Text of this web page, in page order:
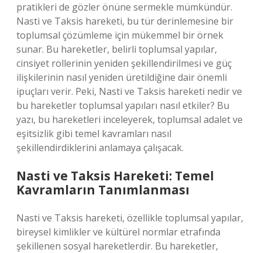
pratikleri de gözler önüne sermekle mümkündür.
Nasti ve Taksis hareketi, bu tür derinlemesine bir
toplumsal çözümleme için mükemmel bir örnek
sunar. Bu hareketler, belirli toplumsal yapılar,
cinsiyet rollerinin yeniden şekillendirilmesi ve güç
ilişkilerinin nasıl yeniden üretildiğine dair önemli
ipuçları verir. Peki, Nasti ve Taksis hareketi nedir ve
bu hareketler toplumsal yapıları nasıl etkiler? Bu
yazı, bu hareketleri inceleyerek, toplumsal adalet ve
eşitsizlik gibi temel kavramları nasıl
şekillendirdiklerini anlamaya çalışacak.
Nasti ve Taksis Hareketi: Temel
Kavramların Tanımlanması
Nasti ve Taksis hareketi, özellikle toplumsal yapılar,
bireysel kimlikler ve kültürel normlar etrafında
şekillenen sosyal hareketlerdir. Bu hareketler,